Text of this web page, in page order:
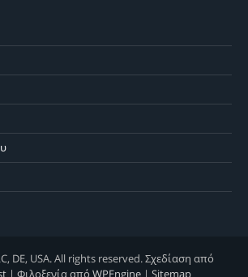
DE, USA. All rights reserved. Σχεδίαση από
| Φιλοξενία από WPEngine| Sitemap